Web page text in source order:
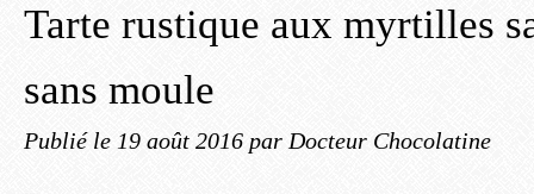
Tarte rustique aux myrtilles
sans moule
Publié le 19 août 2016 par Docteur Chocolatine